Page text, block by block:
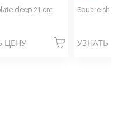
deep 21 cm
ЦЕНУ
Square
УЗНАТЬ